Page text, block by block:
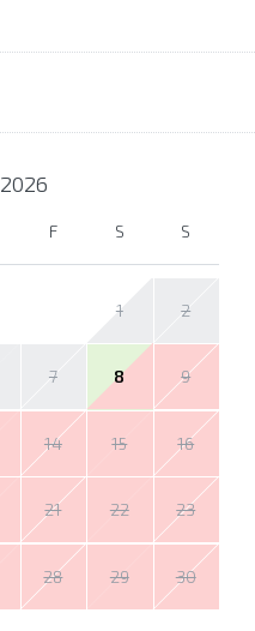
2026
F S S
1 2
7 8 9
14 15 16
21 22 23
28 29 30